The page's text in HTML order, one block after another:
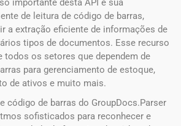
importante desta API é sua
de leitura de código de barras,
a extração eficiente de informações de
tipos de documentos. Esse recurso
todos os setores que dependem de
para gerenciamento de estoque,
de ativos e muito mais.
código de barras do GroupDocs.Parser
sofisticados para reconhecer e